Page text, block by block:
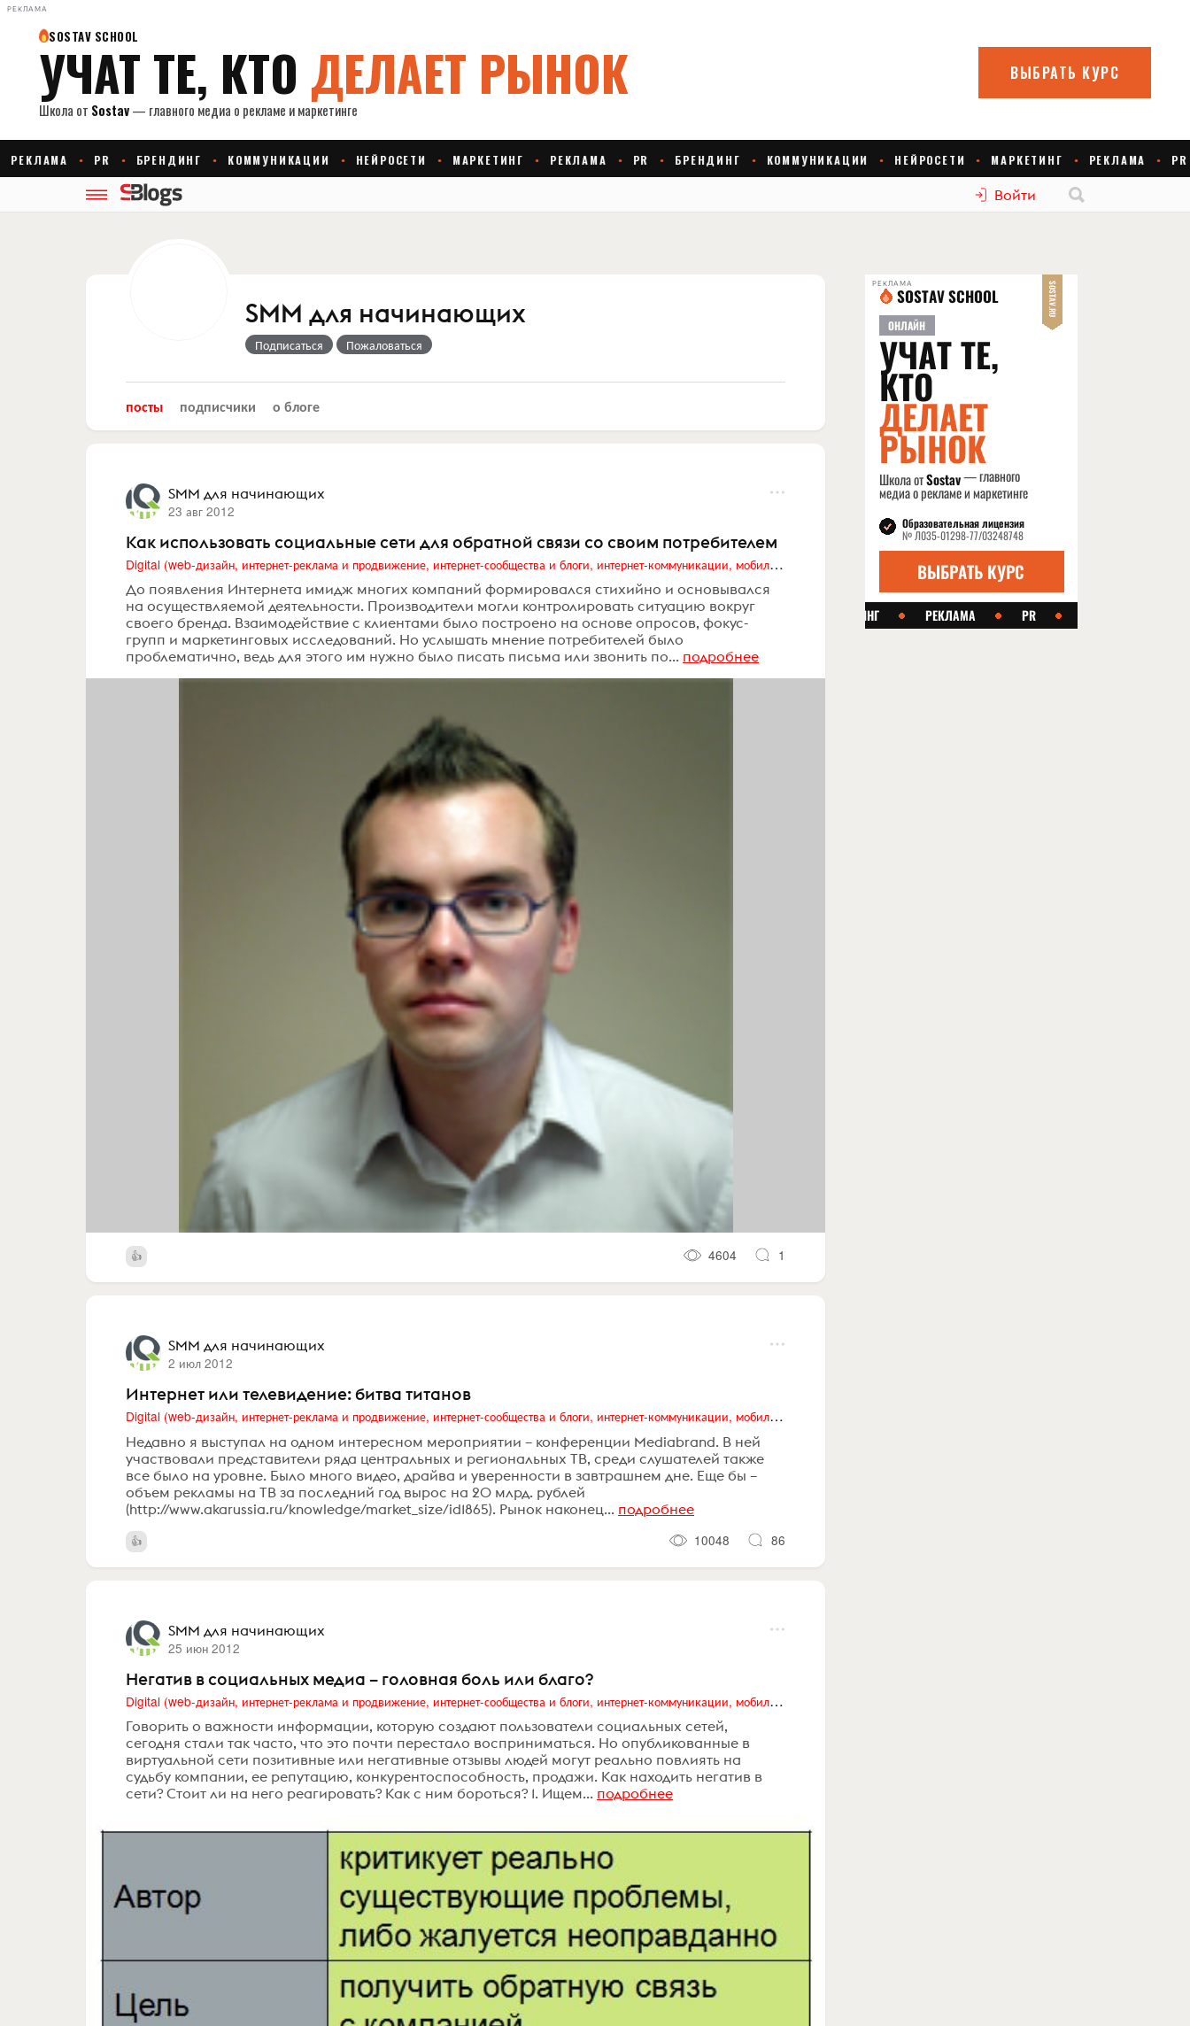
РЕКЛАМА
Войти
SMM для начинающих
Подписаться Пожаловаться
посты подписчики о блоге
SMM для начинающих
23 авг 2012
Как использовать социальные сети для обратной связи со своим потребителем
Digital (web-дизайн, интернет-реклама и продвижение, интернет-сообщества и блоги, интернет-коммуникации, мобильный маркетинг, реклама на цифровых экранах)
До появления Интернета имидж многих компаний формировался стихийно и основывался
на осуществляемой деятельности. Производители могли контролировать ситуацию вокруг
своего бренда. Взаимодействие с клиентами было построено на основе опросов, фокус-
групп и маркетинговых исследований. Но услышать мнение потребителей было
проблематично, ведь для этого им нужно было писать письма или звонить по... подробнее
4604 1
SMM для начинающих
2 июл 2012
Интернет или телевидение: битва титанов
Digital (web-дизайн, интернет-реклама и продвижение, интернет-сообщества и блоги, интернет-коммуникации, мобильный маркетинг, реклама на цифровых экранах)
Недавно я выступал на одном интересном мероприятии – конференции Mediabrand. В ней
участвовали представители ряда центральных и региональных ТВ, среди слушателей также
все было на уровне. Было много видео, драйва и уверенности в завтрашнем дне. Еще бы –
объем рекламы на ТВ за последний год вырос на 20 млрд. рублей
(http://www.akarussia.ru/knowledge/market_size/id1865). Рынок наконец... подробнее
10048
86
SMM для начинающих
25 июн 2012
Негатив в социальных медиа – головная боль или благо?
Digital (web-дизайн, интернет-реклама и продвижение, интернет-сообщества и блоги, интернет-коммуникации, мобильный маркетинг, реклама на цифровых экранах)
Говорить о важности информации, которую создают пользователи социальных сетей,
сегодня стали так часто, что это почти перестало восприниматься. Но опубликованные в
виртуальной сети позитивные или негативные отзывы людей могут реально повлиять на
судьбу компании, ее репутацию, конкурентоспособность, продажи. Как находить негатив в
сети? Стоит ли на него реагировать? Как с ним бороться? 1. Ищем... подробнее
РЕКЛАМА